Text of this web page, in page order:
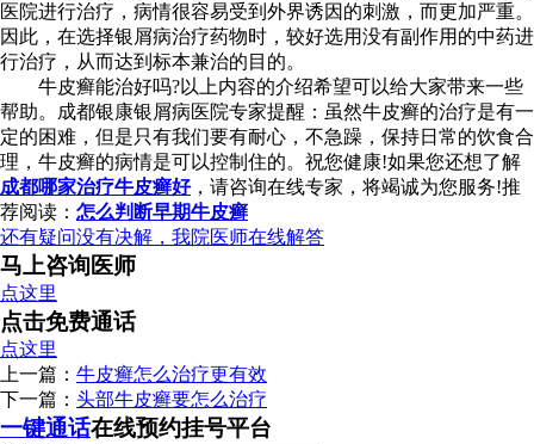
医院进行治疗，病情很容易受到外界诱因的刺激，而更加严重。
因此，在选择银屑病治疗药物时，较好选用没有副作用的中药进
行治疗，从而达到标本兼治的目的。
牛皮癣能治好吗?以上内容的介绍希望可以给大家带来一些
帮助。成都银康银屑病医院专家提醒：虽然牛皮癣的治疗是有一
定的困难，但是只有我们要有耐心，不急躁，保持日常的饮食合
理，牛皮癣的病情是可以控制住的。祝您健康!如果您还想了解
成都哪家治疗牛皮癣好，请咨询在线专家，将竭诚为您服务!推
荐阅读： 怎么判断早期牛皮癣
还有疑问没有决解，我院医师在线解答
马上咨询医师
点这里
点击免费通话
点这里
上一篇： 牛皮癣怎么治疗更有效
下一篇： 头部牛皮癣要怎么治疗
一键通话在线预约挂号平台